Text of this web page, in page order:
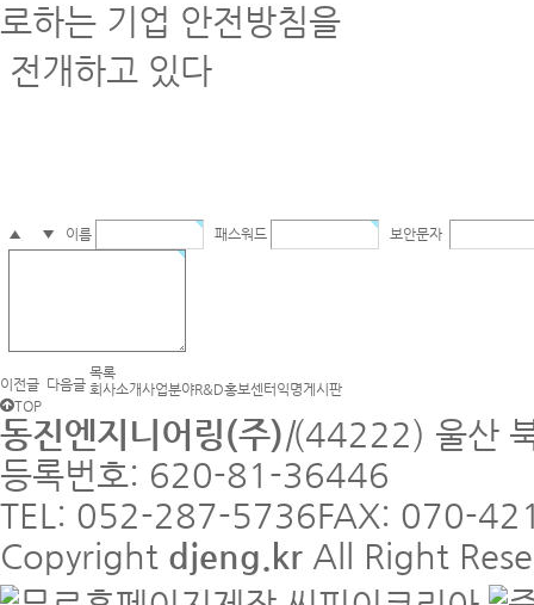
로하는 기업 안전방침을
전개하고 있다
▲ ▼ 이름 패스워드 보안문자
이전글 다음글
목록
회사소개사업분야R&D홍보센터 익명게시판
TOP
동진엔지니어링(주)|(44222) 울산
등록번호: 620-81-36446
TEL: 052-287-5736FAX: 070-
Copyright djeng.kr All Right